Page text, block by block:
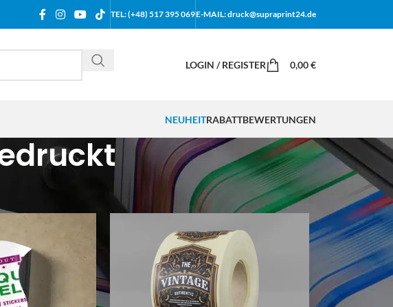
TEL: (+48) 517 395 069E-MAIL: druck@supraprint24.de
LOGIN / REGISTER 0,00€
NEUHEITRABATTBEWERTUNGEN